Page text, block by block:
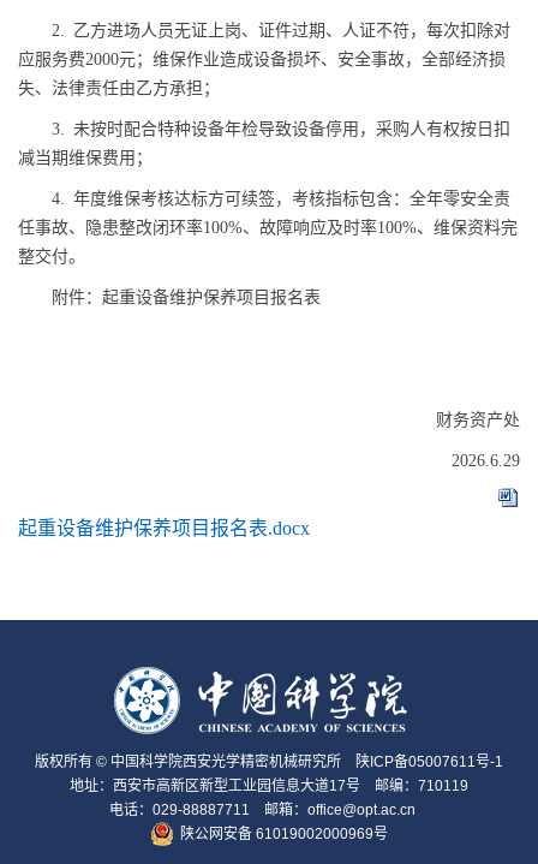
2. 乙方进场人员无证上岗、证件过期、人证不符，每次扣除对
应服务费2000元；维保作业造成设备损坏、安全事故，全部经济损
失、法律责任由乙方承担；
3. 未按时配合特种设备年检导致设备停用，采购人有权按日扣
减当期维保费用；
4. 年度维保考核达标方可续签，考核指标包含：全年零安全责
任事故、隐患整改闭环率100%、故障响应及时率100%、维保资料完
整交付。
附件：起重设备维护保养项目报名表
财务资产处
2026.6.29
起重设备维护保养项目报名表.docx
版权所有 © 中国科学院西安光学精密机械研究所
陕ICP备05007611号-1
地址：西安市高新区新型工业园信息大道17号 邮编：710119
电话：029-88887711 邮箱：office@opt.ac.cn
陕公网安备 61019002000969号